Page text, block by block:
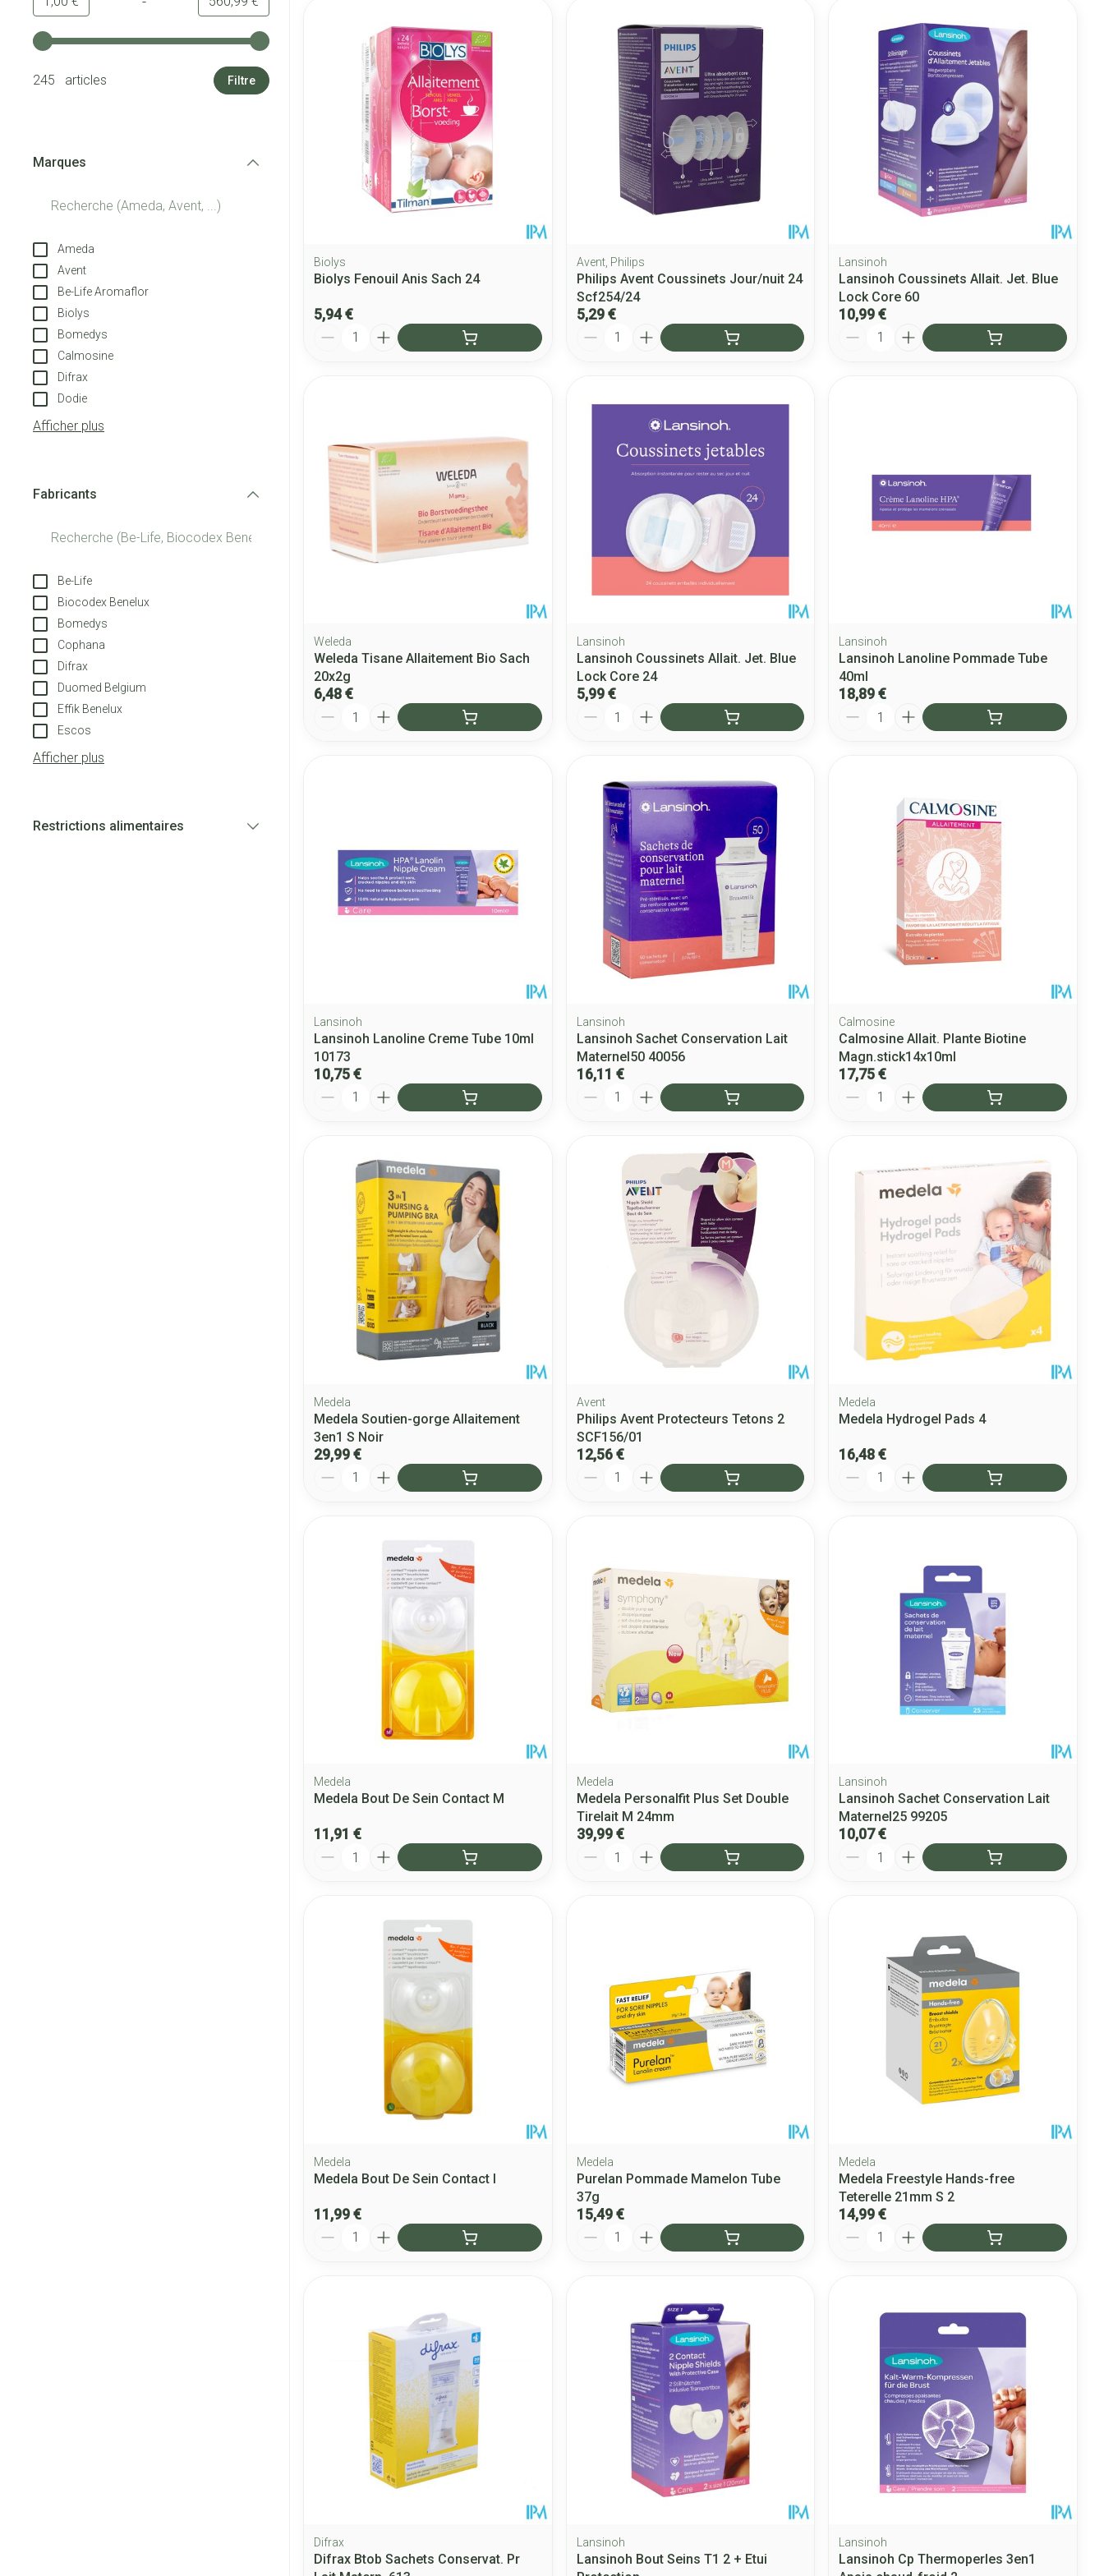
Utilisez les touches fléchées gauche et droite pour ajuster les valeurs minimales et maximales du prix.
245 articles Filtre
Marques
Ameda
Avent
Be-Life Aromaflor
Biolys
Bomedys
Calmosine
Difrax
Dodie
Afficher plus
Fabricants
Be-Life
Biocodex Benelux
Bomedys
Cophana
Difrax
Duomed Belgium
Effik Benelux
Escos
Afficher plus
Restrictions alimentaires
Biolys
Biolys Fenouil Anis Sach 24
5,94 €
Quantité
Avent, Philips
Philips Avent Coussinets Jour/nuit 24
Scf254/24
5,29 €
Quantité
Lansinoh
Lansinoh Coussinets Allait. Jet. Blue
Lock Core 60
10,99 €
Quantité
Weleda
Weleda Tisane Allaitement Bio Sach
20x2g
6,48 €
Quantité
Lansinoh
Lansinoh Coussinets Allait. Jet. Blue
Lock Core 24
5,99 €
Quantité
Lansinoh
Lansinoh Lanoline Pommade Tube
40ml
18,89 €
Quantité
Lansinoh
Lansinoh Lanoline Creme Tube 10ml
10173
10,75 €
Quantité
Lansinoh
Lansinoh Sachet Conservation Lait
Maternel50 40056
16,11 €
Quantité
Calmosine
Calmosine Allait. Plante Biotine
Magn.stick14x10ml
17,75 €
Quantité
Medela
Medela Soutien-gorge Allaitement
3en1 S Noir
29,99 €
Quantité
Avent
Philips Avent Protecteurs Tetons 2
SCF156/01
12,56 €
Quantité
Medela
Medela Hydrogel Pads 4
16,48 €
Quantité
Medela
Medela Bout De Sein Contact M
11,91 €
Quantité
Medela
Medela Personalfit Plus Set Double
Tirelait M 24mm
39,99 €
Quantité
Lansinoh
Lansinoh Sachet Conservation Lait
Maternel25 99205
10,07 €
Quantité
Medela
Medela Bout De Sein Contact l
11,99 €
Quantité
Medela
Purelan Pommade Mamelon Tube
37g
15,49 €
Quantité
Medela
Medela Freestyle Hands-free
Teterelle 21mm S 2
14,99 €
Quantité
Difrax
Difrax Btob Sachets Conservat. Pr
Lansinoh
Lansinoh Bout Seins T1 2 + Etui
Lansinoh
Lansinoh Cp Thermoperles 3en1